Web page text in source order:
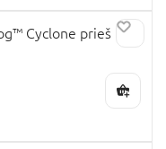
Cyclone prieš